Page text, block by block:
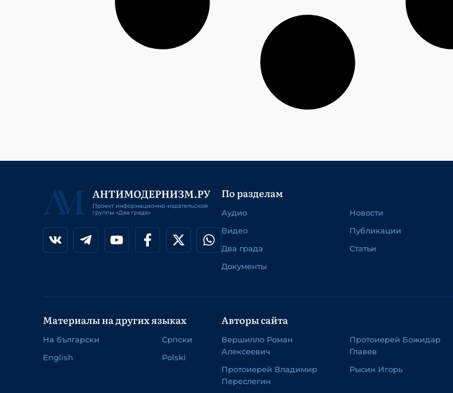
По разделам
Аудио
Видео
Два града
Документы
Новости
Публикации
Статьи
Материалы на других языках
На български
English
Српски
Polski
Авторы сайта
Вершилло Роман
Алексеевич
Протоиерей Владимир
Переслегин
Протоиерей Божидар
Главев
Рысин Игорь